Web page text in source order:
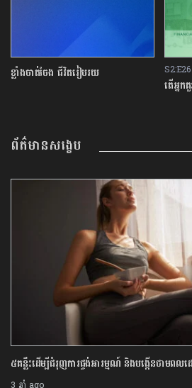
ខ្លាំងចាត់ចែង ជីវិតរៀបរយ S2:E26
ព័ត៌មានសង្ខេប
៥គន្លឹះដើម្បីជំរុញការផ្ចង់អារម្មណ៍ និងបង្កើនថាមព